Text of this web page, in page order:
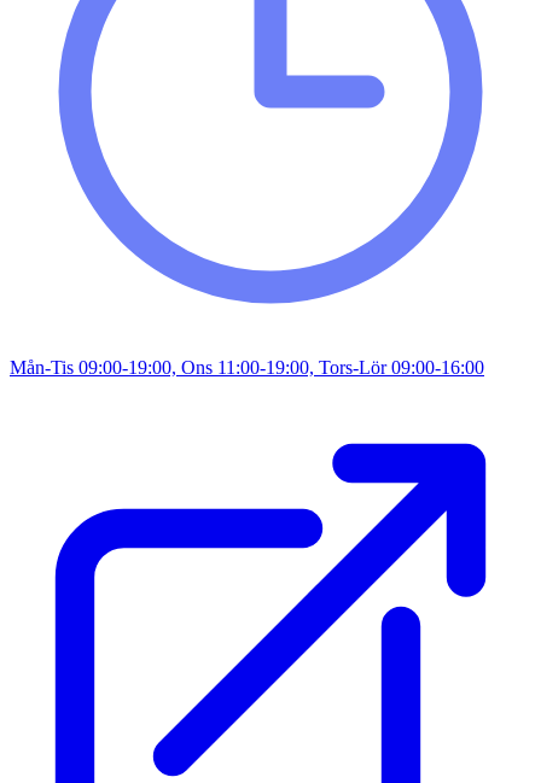
Mån-Tis 09:00-19:00, Ons 11:00-19:00, Tors-Lör 09:00-16:00